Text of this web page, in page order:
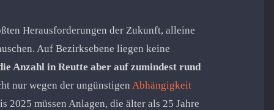
Herausforderungen der Zukunft, alleine
Auf Bezirksebene liegen keine
Anzahl in Reutte aber auf zumindest rund
nur wegen der ungünstigen Abhängigkeit
müssen Anlagen, die älter als 25 Jahre